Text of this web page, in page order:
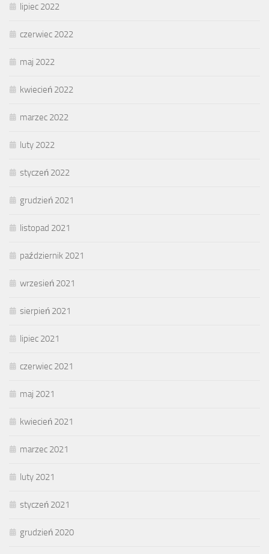
lipiec 2022
czerwiec 2022
maj 2022
kwiecień 2022
marzec 2022
luty 2022
styczeń 2022
grudzień 2021
listopad 2021
październik 2021
wrzesień 2021
sierpień 2021
lipiec 2021
czerwiec 2021
maj 2021
kwiecień 2021
marzec 2021
luty 2021
styczeń 2021
grudzień 2020